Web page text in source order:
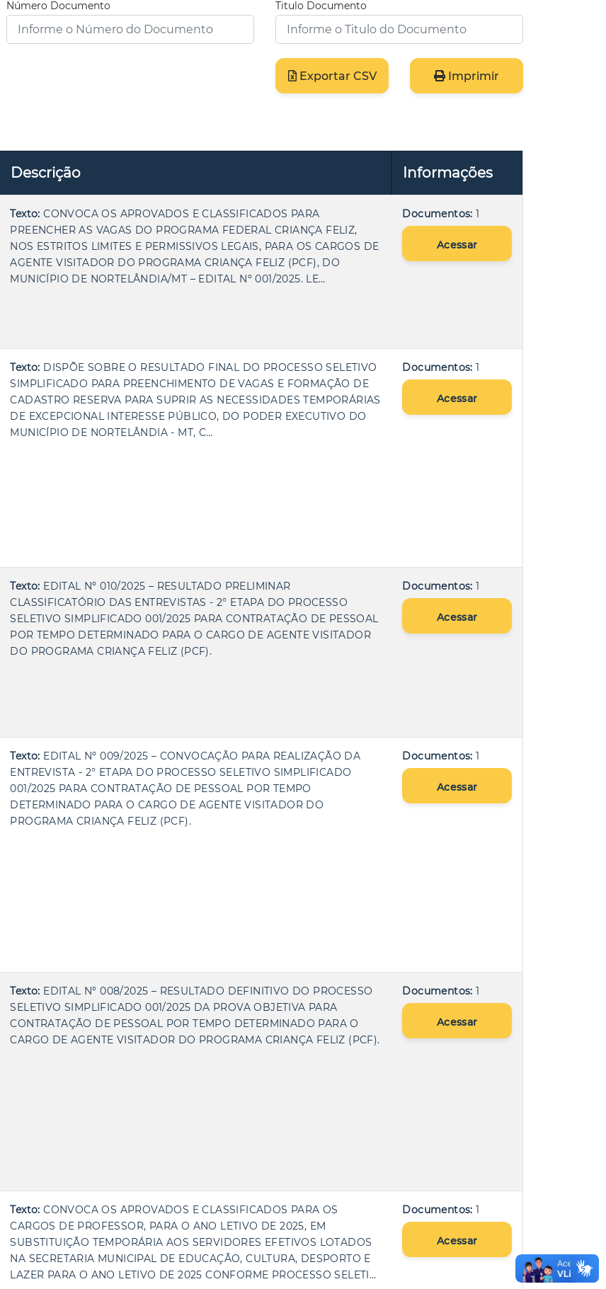
Número Documento Titulo Documento
Exportar CSV Imprimir
Descrição Informações
Texto:CONVOCA OS APROVADOS E CLASSIFICADOS PARA
PREENCHER AS VAGAS DO PROGRAMA FEDERAL CRIANÇA FELIZ,
NOS ESTRITOS LIMITES E PERMISSIVOS LEGAIS, PARA OS CARGOS DE
AGENTE VISITADOR DO PROGRAMA CRIANÇA FELIZ (PCF), DO
MUNICÍPIO DE NORTELÂNDIA/MT – EDITAL Nº 001/2025. LE…
Documentos:1
Acessar
Texto: DISPÕE SOBRE O RESULTADO FINAL DO PROCESSO SELETIVO
SIMPLIFICADO PARA PREENCHIMENTO DE VAGAS E FORMAÇÃO DE
CADASTRO RESERVA PARA SUPRIR AS NECESSIDADES TEMPORÁRIAS
DE EXCEPCIONAL INTERESSE PÚBLICO, DO PODER EXECUTIVO DO
MUNICÍPIO DE NORTELÂNDIA - MT, C…
Documentos:1
Acessar
Texto: EDITAL Nº 010/2025 – RESULTADO PRELIMINAR
CLASSIFICATÓRIO DAS ENTREVISTAS - 2° ETAPA DO PROCESSO
SELETIVO SIMPLIFICADO 001/2025 PARA CONTRATAÇÃO DE PESSOAL
POR TEMPO DETERMINADO PARA O CARGO DE AGENTE VISITADOR
DO PROGRAMA CRIANÇA FELIZ (PCF).
Documentos:1
Acessar
Texto: EDITAL Nº 009/2025 – CONVOCAÇÃO PARA REALIZAÇÃO DA
ENTREVISTA - 2° ETAPA DO PROCESSO SELETIVO SIMPLIFICADO
001/2025 PARA CONTRATAÇÃO DE PESSOAL POR TEMPO
DETERMINADO PARA O CARGO DE AGENTE VISITADOR DO
PROGRAMA CRIANÇA FELIZ (PCF).
Documentos:1
Acessar
Texto: EDITAL Nº 008/2025 – RESULTADO DEFINITIVO DO PROCESSO
SELETIVO SIMPLIFICADO 001/2025 DA PROVA OBJETIVA PARA
CONTRATAÇÃO DE PESSOAL POR TEMPO DETERMINADO PARA O
CARGO DE AGENTE VISITADOR DO PROGRAMA CRIANÇA FELIZ (PCF).
Documentos:1
Acessar
Texto:CONVOCA OS APROVADOS E CLASSIFICADOS PARA OS
CARGOS DE PROFESSOR, PARA O ANO LETIVO DE 2025, EM
SUBSTITUIÇÃO TEMPORÁRIA AOS SERVIDORES EFETIVOS LOTADOS
NA SECRETARIA MUNICIPAL DE EDUCAÇÃO, CULTURA, DESPORTO E
LAZER PARA O ANO LETIVO DE 2025 CONFORME PROCESSO SELETI…
Documentos:1
Acessar